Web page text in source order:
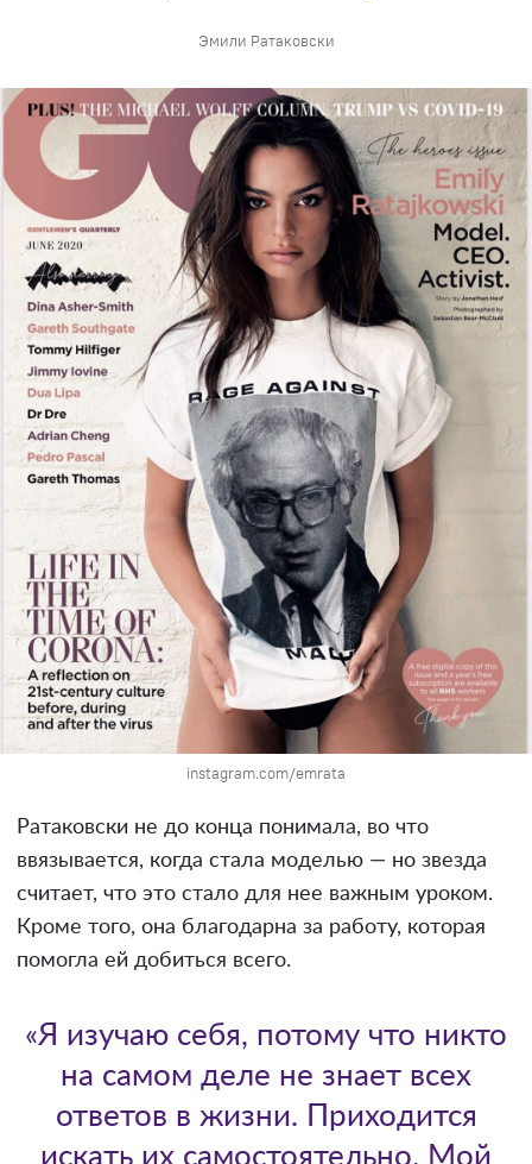
Эмили Ратаковски
instagram.com/emrata
Ратаковски не до конца понимала, во что
ввязывается, когда стала моделью — но звезда
считает, что это стало для нее важным уроком.
Кроме того, она благодарна за работу, которая
помогла ей добиться всего.
«Я изучаю себя, потому что никто
на самом деле не знает всех
ответов в жизни. Приходится
искать их самостоятельно. Мой